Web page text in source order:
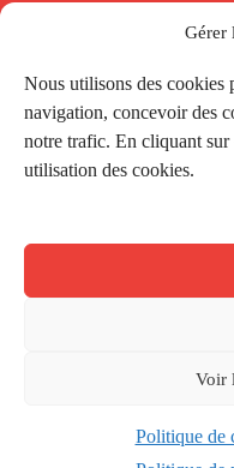
Gérer
Nous utilisons des cookies
navigation, concevoir des
notre trafic. En cliquant sur
utilisation des cookies.
Voir
Politique de
Conditions générales de
Réductions de la Carte Côté
Application